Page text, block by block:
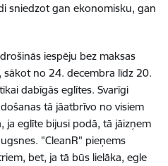
sniedzot gan ekonomisku, gan
iespēju bez maksas
no 24. decembra līdz 20.
dabīgās eglītes. Svarīgi
tā jāatbrīvo no visiem
ja eglīte bijusi podā, tā jāizņem
"CleanR" pieņems
bet, ja tā būs lielāka, egle